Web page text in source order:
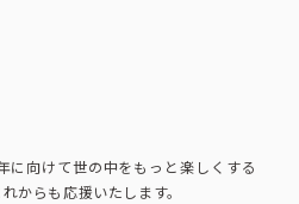
に向けて世の中をもっと楽しくする
からも応援いたします。